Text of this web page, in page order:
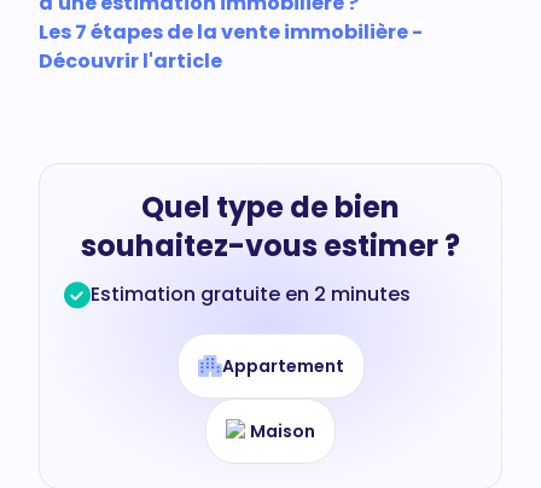
Les 7 étapes de la vente immobilière -
Découvrir l'article
Quel type de bien
souhaitez-vous estimer ?
Estimation gratuite en 2 minutes
Appartement
Maison